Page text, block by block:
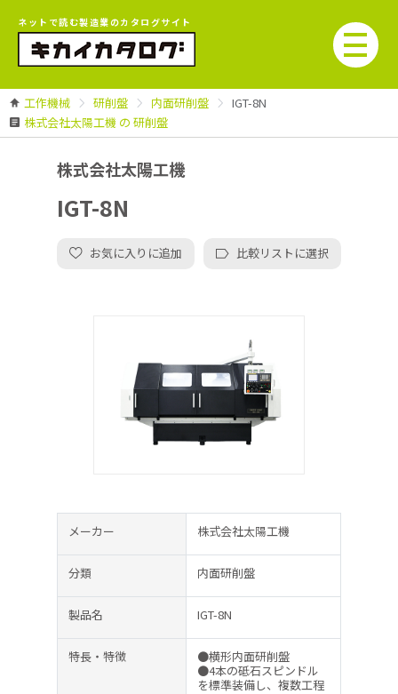
ネットで読む製造業のカタログサイト
工作機械 研削盤 内面研削盤
IGT-8N
株式会社太陽工機 の 研削盤
株式会社太陽工機
IGT-8N
お気に入りに追加 比較リストに選択
メーカー 株式会社太陽工機
分類 内面研削盤
製品名 IGT-8N
特長・特徴
●横形内面研削盤
●4本の砥石スピンドル
を標準装備し、複数工程